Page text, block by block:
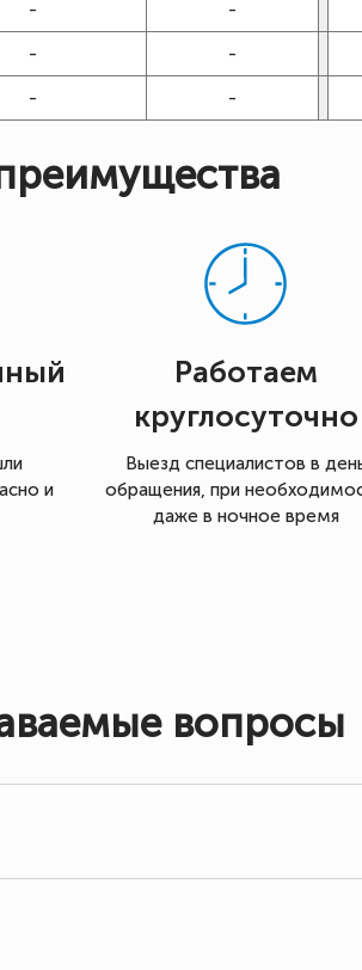
- -
- -
- -
и
Работаем
круглосуточно
Выезд специалистов в
обращения, при
даже в ночное время
вопросы